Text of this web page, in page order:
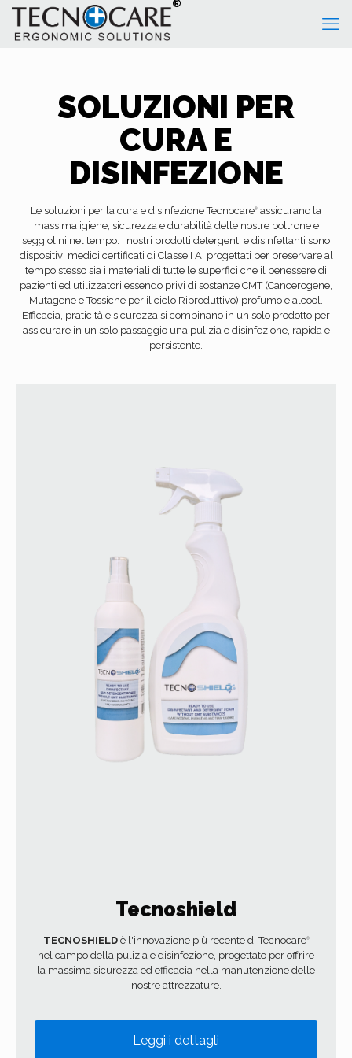
SOLUZIONI PER
CURA E
DISINFEZIONE
Le soluzioni per la cura e disinfezione Tecnocare® assicurano la
massima igiene, sicurezza e durabilità delle nostre poltrone e
seggiolini nel tempo. I nostri prodotti detergenti e disinfettanti sono
dispositivi medici certificati di Classe I A, progettati per preservare al
tempo stesso sia i materiali di tutte le superfici che il benessere di
pazienti ed utilizzatori essendo privi di sostanze CMT (Cancerogene,
Mutagene e Tossiche per il ciclo Riproduttivo) profumo e alcool.
Efficacia, praticità e sicurezza si combinano in un solo prodotto per
assicurare in un solo passaggio una pulizia e disinfezione, rapida e
persistente.
Tecnoshield
TECNOSHIELDè l'innovazione più recente di Tecnocare®
nel campo della pulizia e disinfezione, progettato per offrire
la massima sicurezza ed efficacia nella manutenzione delle
nostre attrezzature.
Leggi i dettagli